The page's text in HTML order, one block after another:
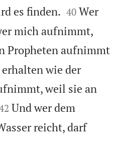
es finden.
40 Wer
mich aufnimmt,
Propheten aufnimmt
wie der
weil sie an
Und wer dem
reicht, darf